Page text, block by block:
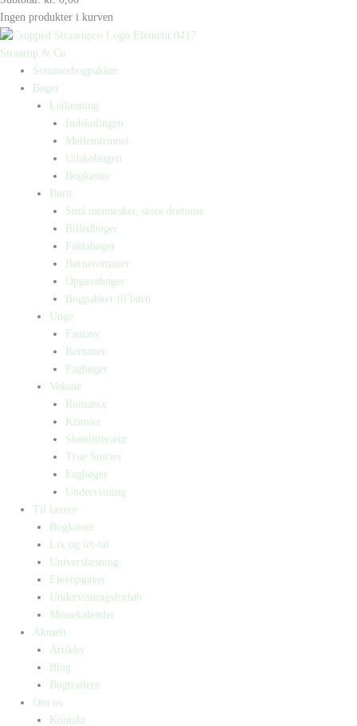
Ingen produkter i kurven
Straarup & Co
Sommerbogpakker
Bøger
Letlæsning
Indskolingen
Mellemtrinnet
Udskolingen
Bogkasser
Børn
Små mennesker, store drømme
Billedbøger
Faktabøger
Børneromaner
Opgavebøger
Bogpakker til børn
Unge
Fantasy
Romaner
Fagbøger
Voksne
Romance
Krimier
Skønlitteratur
True Stories
Fagbøger
Undervisning
Til lærere
Bogkasser
Lix og let-tal
Universlæsning
Elevopgaver
Undervisningsforløb
Messekalender
Aktuelt
Artikler
Blog
Bogtrailere
Om os
Kontakt